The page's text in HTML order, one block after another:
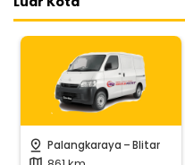
pin_drop Palangkaraya -Blitar